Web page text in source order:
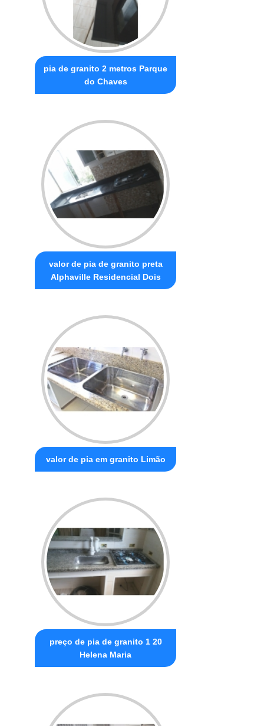
pia de granito 2 metros Parque
do Chaves
valor de pia de granito preta
Alphaville Residencial Dois
valor de pia em granito Limão
preço de pia de granito 1 20
Helena Maria